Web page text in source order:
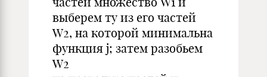
выберем ту из его частей
W2, на которой минимальна
функция j; затем разобьем
W2